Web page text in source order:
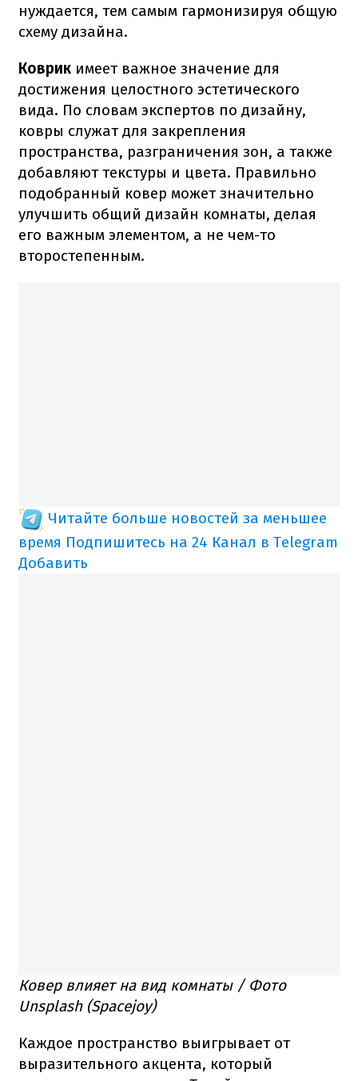
нуждается, тем самым гармонизируя общую
схему дизайна.
Коврик имеет важное значение для
достижения целостного эстетического
вида. По словам экспертов по дизайну,
ковры служат для закрепления
пространства, разграничения зон, а также
добавляют текстуры и цвета. Правильно
подобранный ковер может значительно
улучшить общий дизайн комнаты, делая
его важным элементом, а не чем-то
второстепенным.
Читайте больше новостей за меньшее
время Подпишитесь на 24 Канал в Telegram
Добавить
Ковер влияет на вид комнаты / Фото
Unsplash (Spacejoy)
Каждое пространство выигрывает от
выразительного акцента, который